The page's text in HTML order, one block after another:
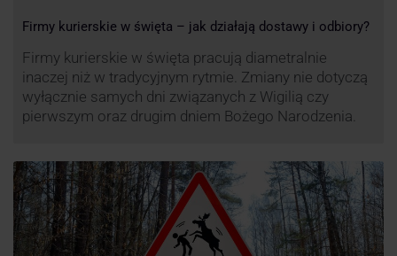
Firmy kurierskie w święta – jak działają dostawy i odbiory?
Firmy kurierskie w święta pracują diametralnie
inaczej niż w tradycyjnym rytmie. Zmiany nie dotyczą
wyłącznie samych dni związanych z Wigilią czy
pierwszym oraz drugim dniem Bożego Narodzenia.